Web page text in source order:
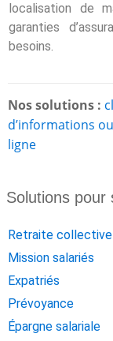
localisation de
garanties
besoins.
Nos solutions :
d’informations
ligne
Solutions pour
Retraite
Mission salariés
Expatriés
Prévoyance
Épargne salariale